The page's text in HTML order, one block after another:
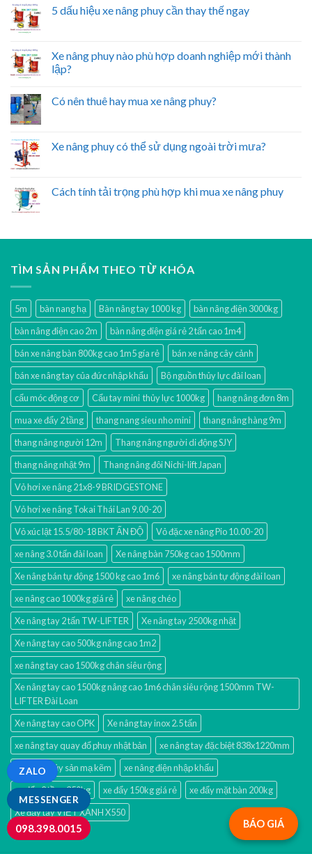
MESSENGER
ZALO
098.398.0015
5 dấu hiệu xe nâng phuy cần thay thế ngay
Xe nâng phuy nào phù hợp doanh nghiệp mới thành
lập?
Có nên thuê hay mua xe nâng phuy?
Xe nâng phuy có thể sử dụng ngoài trời mưa?
Cách tính tải trọng phù hợp khi mua xe nâng phuy
TÌM SẢN PHẨM THEO TỪ KHÓA
5m bàn nang hạ Bàn nâng tay 1000 kg
bàn nâng điện 3000kg
bàn nâng điện cao 2m
bàn nâng điện giá rẻ 2 tấn cao 1m4
bán xe nâng bàn 800kg cao 1m5 gía rẻ
bán xe nâng cây cảnh
bán xe nâng tay của đức nhập khẩu
Bộ nguồn thủy lực đài loan
cẩu móc động cơ
Cẩu tay mini thủy lực 1000kg
hang nâng đơn 8m
mua xe đẩy 2 tầng
thang nang sieu nho mini
thang nâng hàng 9m
thang nâng người 12m
Thang nâng người di động SJY
thang nâng nhật 9m
Thang nâng đôi Nichi-lift Japan
Vỏ hơi xe nâng 21x8-9 BRIDGESTONE
Vỏ hơi xe nâng Tokai Thái Lan 9.00-20
Vỏ xúc lật 15.5/80-18 BKT ẤN ĐỘ
Vỏ đặc xe nâng Pio 10.00-20
xe nâng 3.0 tấn đài loan
Xe nâng bàn 750kg cao 1500mm
Xe nâng bán tự động 1500 kg cao 1m6
xe nâng bán tự động đài loan
xe nâng cao 1000kg giá rẻ
xe nâng chéo
Xe nâng tay 2 tấn TW-LIFTER
Xe nâng tay 2500kg nhật
Xe nâng tay cao 500kg nâng cao 1m2
xe nâng tay cao 1500kg chân siêu rộng
Xe nâng tay cao 1500kg nâng cao 1m6 chân siêu rộng 1500mm TW-
LIFTER Đài Loan
Xe nâng tay cao OPK
Xe nâng tay inox 2.5 tấn
xe nâng tay quay đổ phuy nhật bản
xe nâng tay đặc biệt 838x1220mm
xe nâng thủy sản mạ kẽm
xe nâng điện nhập khấu
xe đẩy 2 tầng 350kg
xe đẩy 150kg giá rẻ
xe đẩy mặt bàn 200kg
Xe đẩy tay VIỆT XANH X550
BÁO GIÁ